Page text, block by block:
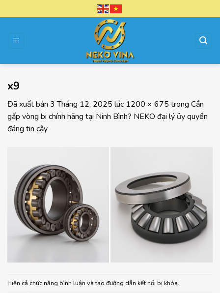
đến
dung
x9
Đã xuất bản 3 Tháng 12, 2025 lúc 1200 × 675 trong Cần
gấp vòng bi chính hãng tại Ninh Bình? NEKO đại lý ủy quyền
đáng tin cậy
Hiện cả chức năng bình luận và tạo đường dẫn kết nối bị khóa.